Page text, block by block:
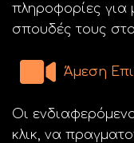
πληροφορίες για
σπουδές τους
Άμεση
Οι
κλικ, να